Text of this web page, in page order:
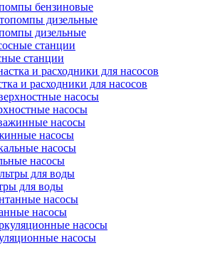
бензиновые
дизельные
станции
и расходники для насосов
насосы
насосы
насосы
для воды
насосы
насосы